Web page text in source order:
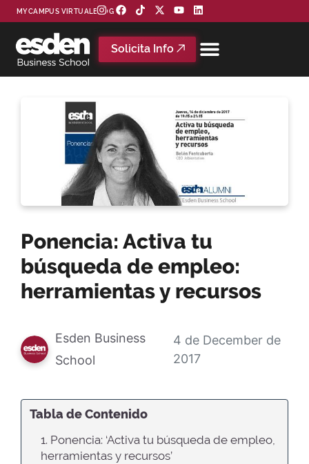
MYCAMPUS VIRTUAL BLOG
Solicita Info
Ponencia: Activa tu
búsqueda de empleo:
herramientas y recursos
Esden Business
School
4 de December de
2017
Tabla de Contenido
1. Ponencia: ‘Activa tu búsqueda de empleo,
herramientas y recursos’